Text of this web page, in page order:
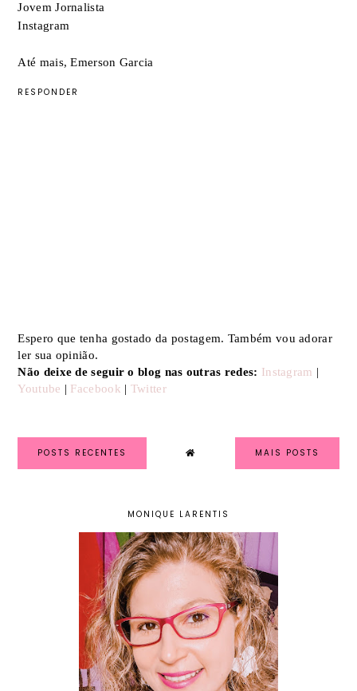
Jovem Jornalista
Instagram
Até mais, Emerson Garcia
RESPONDER
Espero que tenha gostado da postagem. Também vou adorar
ler sua opinião.
Não deixe de seguir o blog nas outras redes: Instagram |
Youtube | Facebook | Twitter
POSTS RECENTES MAIS POSTS
MONIQUE LARENTIS